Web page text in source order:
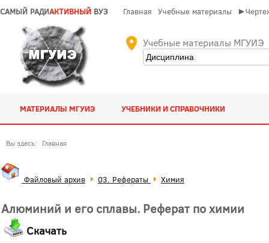
САМЫЙ РАДИАКТИВНЫЙ ВУЗ Главная Учебные материалы
Учебные материалы МГУИЭ
МАТЕРИАЛЫ МГУИЭ УЧЕБНИКИ И СПРАВОЧНИКИ
Вы здесь: Главная
Файловый архив 03. Рефераты Химия
Алюминий и его сплавы. Реферат по химии
Скачать